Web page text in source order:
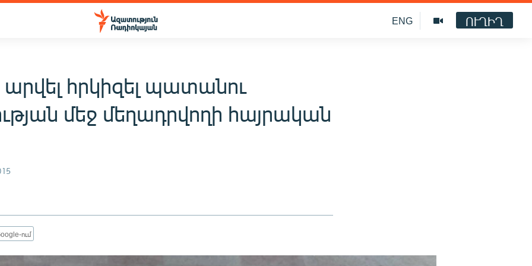
ENG ՈՒՂԻՂ
հրկիզել պատանու
մեջ մեղադրվողի հայրական
ում